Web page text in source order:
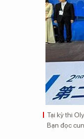
Tại kỳ thi
Bạn đọc